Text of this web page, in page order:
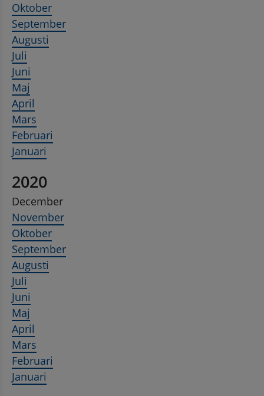
Oktober
September
Augusti
Juli
Juni
Maj
April
Mars
Februari
Januari
2020
December
November
Oktober
September
Augusti
Juli
Juni
Maj
April
Mars
Februari
Januari